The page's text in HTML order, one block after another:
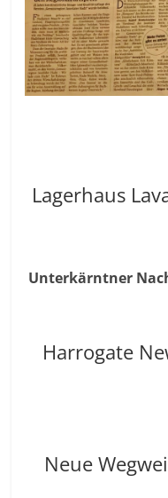
Lagerhaus
Unterkärntner
Harrogate
Neue